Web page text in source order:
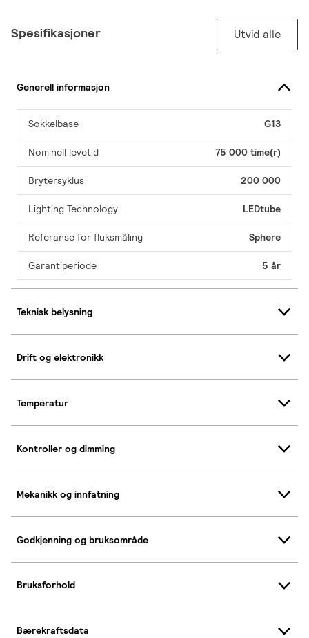
Spesifikasjoner Utvid alle
Generell informasjon
Sokkelbase G13
Nominell levetid 75 000 time(r)
Brytersyklus 200 000
Lighting Technology LEDtube
Referanse for fluksmåling Sphere
Garantiperiode 5 år
Teknisk belysning
Drift og elektronikk
Temperatur
Kontroller og dimming
Mekanikk og innfatning
Godkjenning og bruksområde
Bruksforhold
Bærekraftsdata